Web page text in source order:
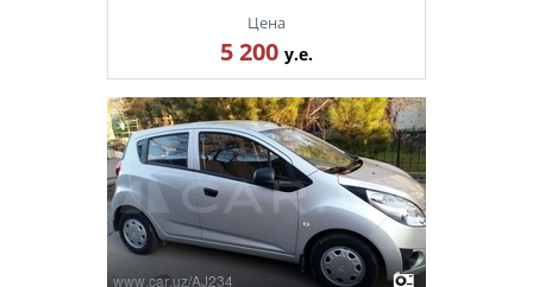
Цена
5 200 у.е.